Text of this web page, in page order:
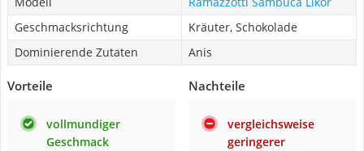
Geschmacksrichtung
Kräuter, Schokolade
Dominierende Zutaten
Anis
Vorteile
vollmundiger
Geschmack
Nachteile
vergleichsweise
geringerer